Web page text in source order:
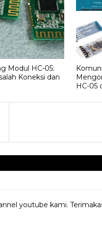
Modul HC-05:
Koneksi dan
HC-05
youtube kami.